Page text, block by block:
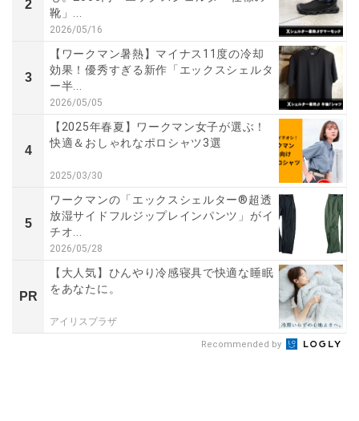
2
靴」...
2026/05/16
3
【ワークマン暑熱】マイナス11度の冷却
効果！優秀すぎる新作「エックスシェルタ
ー半...
2026/05/05
4
【2025年春夏】ワークマン女子が選ぶ！
快適＆おしゃれなポロシャツ3選
2025/03/30
5
ワークマンの「エックスシェルター®超透
放湿サイドフルジップレインパンツ」がイ
チオ...
2026/05/28
PR
【大人気】ひんやり冷感寝具で快適な睡眠
をあなたに。
アイリスプラザ
Recommended by